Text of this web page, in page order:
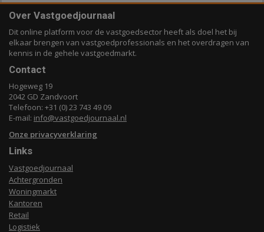
Over Vastgoedjournaal
Dit online platform voor de vastgoedsector heeft als doel het bij
elkaar brengen van vastgoedprofessionals en het overdragen van
kennis in de gehele vastgoedmarkt.
Contact
Hogeweg 19
2042 GD Zandvoort
Telefoon: +31 (0) 23 743 49 09
E-mail: info@vastgoedjournaal.nl
Onze privacyverklaring
Links
Vastgoedjournaal
Achtergronden
Woningmarkt
Kantoren
Retail
Logistiek